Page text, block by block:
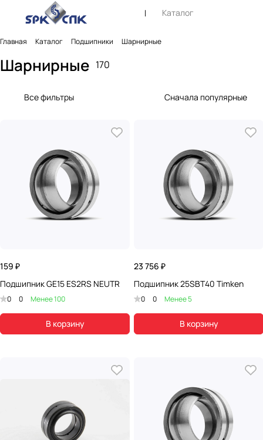
Каталог
Главная Каталог Подшипники Шарнирные
Шарнирные 170
Все фильтры Сначала популярные
159 ₽
Подшипник GE15 ES2RS NEUTR
0 0 Менее 100
В корзину
23 756 ₽
Подшипник 25SBT40 Timken
0 0 Менее 5
В корзину